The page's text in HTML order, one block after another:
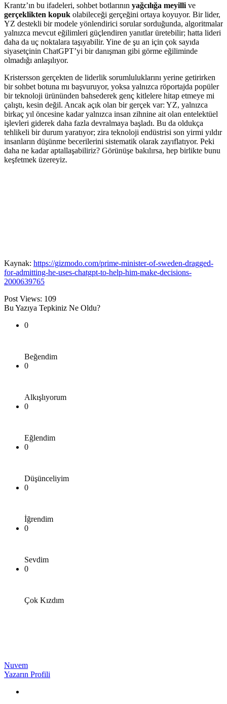
Krantz’ın bu ifadeleri, sohbet botlarının yağcılığa meyilli ve
gerçeklikten kopuk olabileceği gerçeğini ortaya koyuyor. Bir lider,
YZ destekli bir modele yönlendirici sorular sorduğunda, algoritmalar
yalnızca mevcut eğilimleri güçlendiren yanıtlar üretebilir; hatta lideri
daha da uç noktalara taşıyabilir. Yine de şu an için çok sayıda
siyasetçinin ChatGPT’yi bir danışman gibi görme eğiliminde
olmadığı anlaşılıyor.
Kristersson gerçekten de liderlik sorumluluklarını yerine getirirken
bir sohbet botuna mı başvuruyor, yoksa yalnızca röportajda popüler
bir teknoloji ürününden bahsederek genç kitlelere hitap etmeye mi
çalıştı, kesin değil. Ancak açık olan bir gerçek var: YZ, yalnızca
birkaç yıl öncesine kadar yalnızca insan zihnine ait olan entelektüel
işlevleri giderek daha fazla devralmaya başladı. Bu da oldukça
tehlikeli bir durum yaratıyor; zira teknoloji endüstrisi son yirmi yıldır
insanların düşünme becerilerini sistematik olarak zayıflatıyor. Peki
daha ne kadar aptallaşabiliriz? Görünüşe bakılırsa, hep birlikte bunu
keşfetmek üzereyiz.
Kaynak: https://gizmodo.com/prime-minister-of-sweden-dragged-
for-admitting-he-uses-chatgpt-to-help-him-make-decisions-
2000639765
Post Views: 109
Bu Yazıya Tepkiniz Ne Oldu?
0
Beğendim
0
Alkışlıyorum
0
Eğlendim
0
Düşünceliyim
0
İğrendim
0
Sevdim
0
Çok Kızdım
Nuvem
Yazarın Profili